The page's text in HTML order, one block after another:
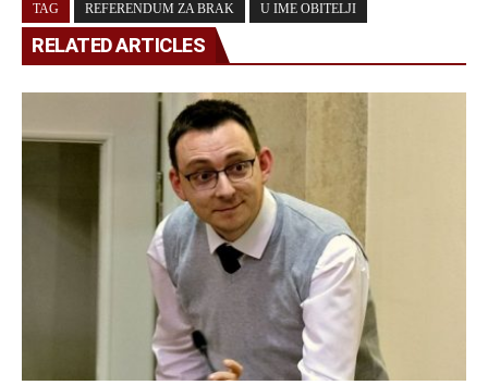
TAG REFERENDUM ZA BRAK U IME OBITELJI
RELATED ARTICLES